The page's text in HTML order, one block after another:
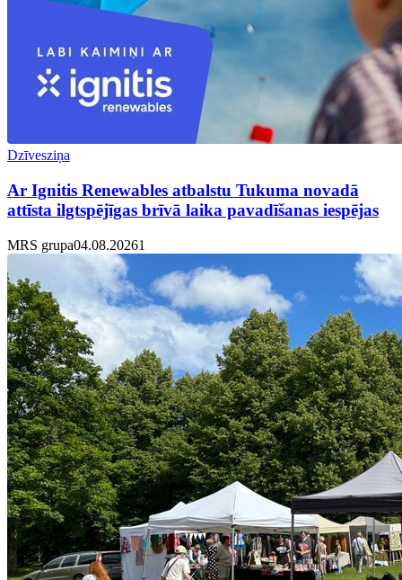
Dzīvesziņa
Ar Ignitis Renewables atbalstu Tukuma novadā
attīsta ilgtspējīgas brīvā laika pavadīšanas iespējas
MRS grupa04.08.20261